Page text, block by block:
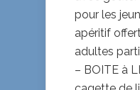
pour les
apéritif
adultes
– BOITE à